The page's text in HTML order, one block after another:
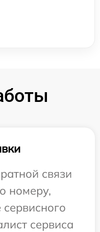
связи
номеру,
сервиса